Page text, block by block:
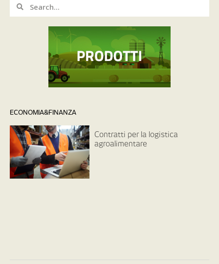
ECONOMIA&FINANZA
Contratti per la logistica
agroalimentare